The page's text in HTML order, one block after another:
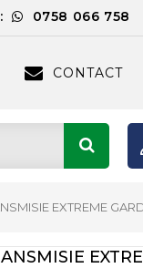
0758 066 758
CONTACT
EXTREME